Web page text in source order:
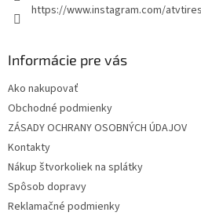
https://www.instagram.com/
Informácie pre vás
Ako nakupovať
Obchodné podmienky
ZÁSADY OCHRANY OSOBNÝCH ÚDAJOV
Kontakty
Nákup štvorkoliek na splátky
Spôsob dopravy
Reklamačné podmienky